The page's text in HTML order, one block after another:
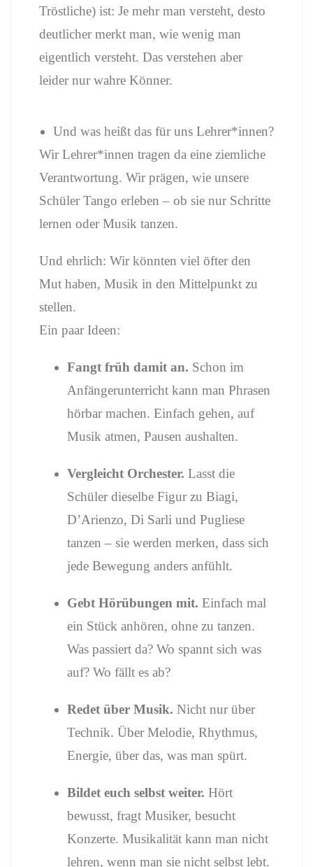
Tröstliche) ist: Je mehr man versteht, desto
deutlicher merkt man, wie wenig man
eigentlich versteht. Das verstehen aber
leider nur wahre Könner.
Und was heißt das für uns Lehrer*innen?
Wir Lehrer*innen tragen da eine ziemliche
Verantwortung. Wir prägen, wie unsere
Schüler Tango erleben – ob sie nur Schritte
lernen oder Musik tanzen.
Und ehrlich: Wir könnten viel öfter den
Mut haben, Musik in den Mittelpunkt zu
stellen.
Ein paar Ideen:
Fangt früh damit an. Schon im
Anfängerunterricht kann man Phrasen
hörbar machen. Einfach gehen, auf
Musik atmen, Pausen aushalten.
Vergleicht Orchester. Lasst die
Schüler dieselbe Figur zu Biagi,
D’Arienzo, Di Sarli und Pugliese
tanzen – sie werden merken, dass sich
jede Bewegung anders anfühlt.
Gebt Hörübungen mit. Einfach mal
ein Stück anhören, ohne zu tanzen.
Was passiert da? Wo spannt sich was
auf? Wo fällt es ab?
Redet über Musik. Nicht nur über
Technik. Über Melodie, Rhythmus,
Energie, über das, was man spürt.
Bildet euch selbst weiter. Hört
bewusst, fragt Musiker, besucht
Konzerte. Musikalität kann man nicht
lehren, wenn man sie nicht selbst lebt.